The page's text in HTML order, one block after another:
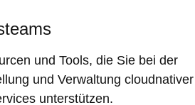
und Tools, die Sie bei der
und Verwaltung cloudnativer
unterstützen.